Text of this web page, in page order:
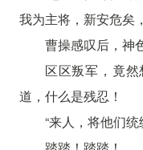
我为主将，新安危矣
曹操感叹后，神
区区叛军，竟
道，什么是残忍！
“来人，将他们